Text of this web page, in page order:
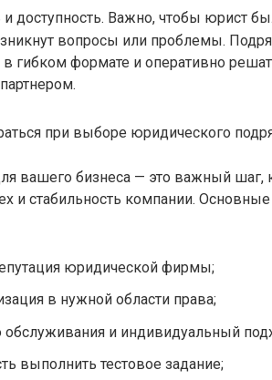
и доступность. Важно, чтобы юрист
вопросы или проблемы.
в гибком формате и оперативно
при выборе юридического
вашего бизнеса — это важный шаг,
и стабильность компании.
юридической фирмы;
в нужной области права;
обслуживания и индивидуальный
выполнить тестовое задание;